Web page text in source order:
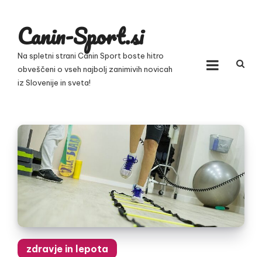
contentCanin-Sport.si
Na spletni strani Canin Sport boste hitro
obveščeni o vseh najbolj zanimivih novicah
iz Slovenije in sveta!
zdravje in lepota